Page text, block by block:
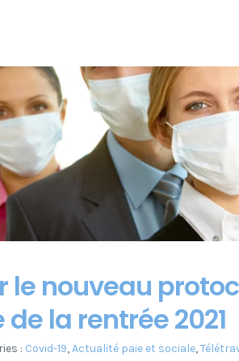
le nouveau
la rentrée 2021
: Covid-19,Actualité paie et sociale,